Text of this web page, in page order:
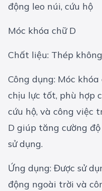
Móc khóa chữ D
Chất liệu: Thép
Công dụng: Móc
chịu lực tốt, phù hợp
cứu hộ, và công việc
D giúp tăng cường
sử dụng.
Ứng dụng: Được sử
động ngoài trời và